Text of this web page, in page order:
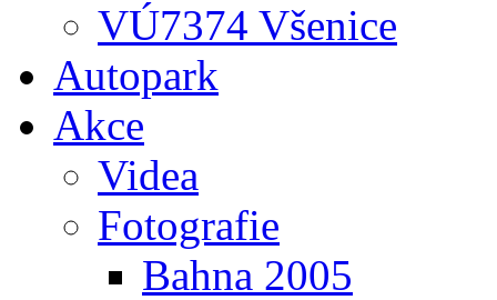
VÚ7374 Všenice
Autopark
Akce
Videa
Fotografie
Bahna 2005